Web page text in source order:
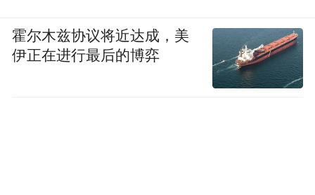
霍尔木兹协议将近达成，美
伊正在进行最后的博弈